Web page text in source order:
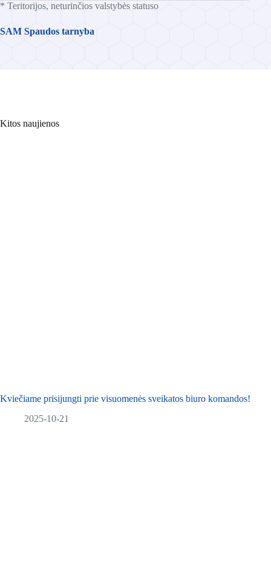
* Teritorijos, neturinčios valstybės statuso
SAM Spaudos tarnyba
Kitos naujienos
Kviečiame prisijungti prie visuomenės sveikatos biuro komandos!
2025-10-21